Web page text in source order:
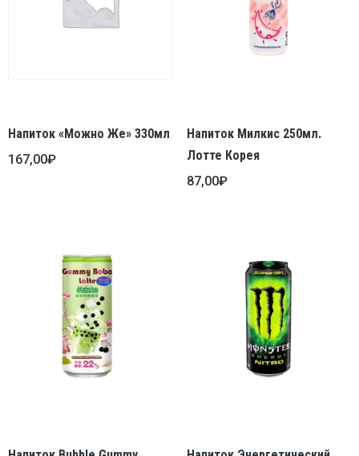
Напиток «Можно Же» 330мл
167,00₽
Напиток Милкис 250мл.
Лотте Корея
87,00₽